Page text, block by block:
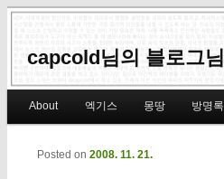
capcold님의 블로그님
Skip to primary content
Skip to secondary content
About 엑기스 몽땅 방명록
Posted on 2008. 11. 21.